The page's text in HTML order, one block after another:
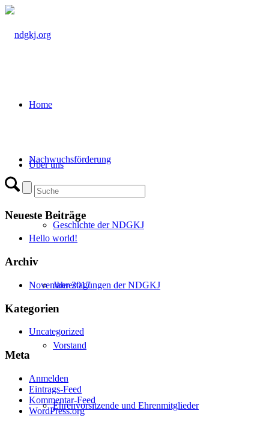
Home
Über uns
Geschichte der NDGKJ
Jahrestagungen der NDGKJ
Vorstand
Ehrenvorsitzende und Ehrenmitglieder
Nachwuchsförderung
Neueste Beiträge
Hello world!
Archiv
November 2017
Kategorien
Uncategorized
Meta
Anmelden
Eintrags-Feed
Kommentar-Feed
WordPress.org